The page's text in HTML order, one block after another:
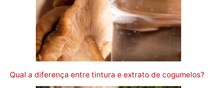
Qual a diferença entre tintura e extrato de cogumelos?